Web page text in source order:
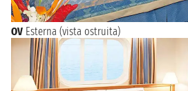
OV Esterna (vista ostruita)